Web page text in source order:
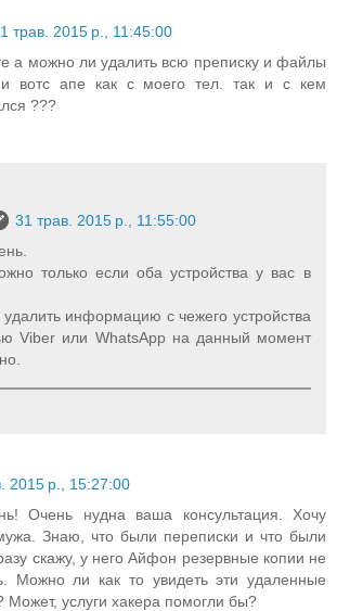
трав. 2015 р., 11:45:00
а можно ли удалить всю преписку и файлы
вотс апе как с моего тел. так и с кем
???
31 трав. 2015 р., 11:55:00
только если оба устройства у вас в
информацию с чежего устройства
Viber или WhatsApp на данный момент
2015 р., 15:27:00
Очень нудна ваша консультация. Хочу
Знаю, что были переписки и что были
скажу, у него Айфон резервные копии не
Можно ли как то увидеть эти удаленные
услуги хакера помогли бы?